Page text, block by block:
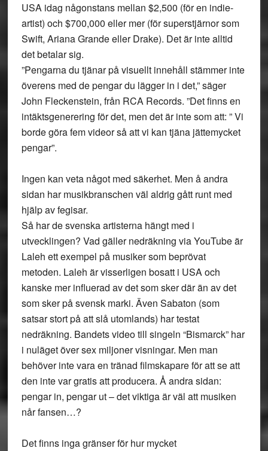
USA idag någonstans mellan $2,500 (för en indie-
artist) och $700,000 eller mer (för superstjärnor som
Swift, Ariana Grande eller Drake). Det är inte alltid
det betalar sig.
”Pengarna du tjänar på visuellt innehåll stämmer inte
överens med de pengar du lägger in i det,” säger
John Fleckenstein, från RCA Records. ”Det finns en
intäktsgenerering för det, men det är inte som att: ” Vi
borde göra fem videor så att vi kan tjäna jättemycket
pengar”.
Ingen kan veta något med säkerhet. Men å andra
sidan har musikbranschen väl aldrig gått runt med
hjälp av fegisar.
Så har de svenska artisterna hängt med i
utvecklingen? Vad gäller nedräkning via YouTube är
Laleh ett exempel på musiker som beprövat
metoden. Laleh är visserligen bosatt i USA och
kanske mer influerad av det som sker där än av det
som sker på svensk marki. Även Sabaton (som
satsar stort på att slå utomlands) har testat
nedräkning. Bandets video till singeln “Bismarck” har
i nuläget över sex miljoner visningar. Men man
behöver inte vara en tränad filmskapare för att se att
den inte var gratis att producera. Å andra sidan:
pengar in, pengar ut – det viktiga är väl att musiken
når fansen…?
Det finns inga gränser för hur mycket